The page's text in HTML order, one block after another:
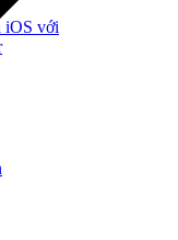
iOS với